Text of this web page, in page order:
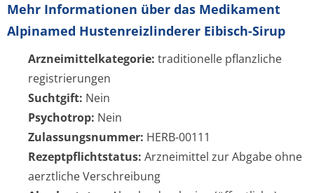
Mehr Informationen über das Medikament
Alpinamed Hustenreizlinderer Eibisch-Sirup
Arzneimittelkategorie: traditionelle pflanzliche
registrierungen
Suchtgift: Nein
Psychotrop: Nein
Zulassungsnummer: HERB-00111
Rezeptpflichtstatus: Arzneimittel zur Abgabe ohne
aerztliche Verschreibung